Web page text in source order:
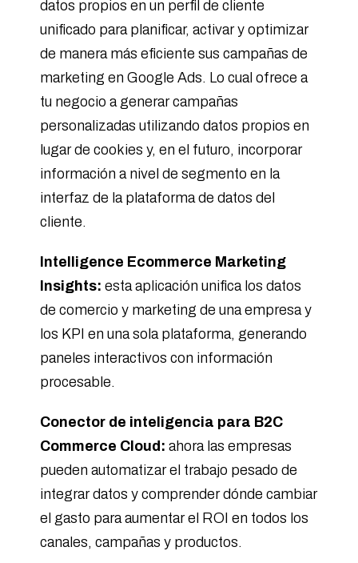
datos propios en un perfil de cliente
unificado para planificar, activar y optimizar
de manera más eficiente sus campañas de
marketing en Google Ads. Lo cual ofrece a
tu negocio a generar campañas
personalizadas utilizando datos propios en
lugar de cookies y, en el futuro, incorporar
información a nivel de segmento en la
interfaz de la plataforma de datos del
cliente.
Intelligence Ecommerce Marketing
Insights: esta aplicación unifica los datos
de comercio y marketing de una empresa y
los KPI en una sola plataforma, generando
paneles interactivos con información
procesable.
Conector de inteligencia para B2C
Commerce Cloud: ahora las empresas
pueden automatizar el trabajo pesado de
integrar datos y comprender dónde cambiar
el gasto para aumentar el ROI en todos los
canales, campañas y productos.